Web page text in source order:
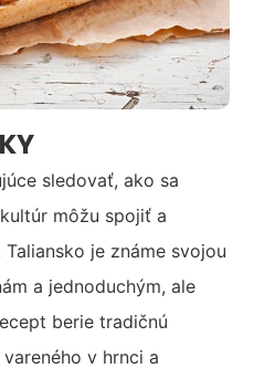
sledovať, ako sa
môžu spojiť a
je známe svojou
a jednoduchým, ale
berie tradičnú
v hrnci a